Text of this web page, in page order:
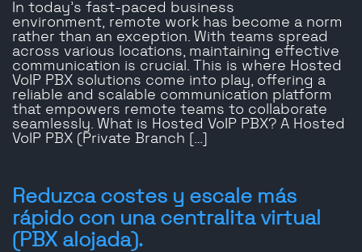
In today’s fast-paced business
environment, remote work has become a norm
rather than an exception. With teams spread
across various locations, maintaining effective
communication is crucial. This is where Hosted
VoIP PBX solutions come into play, offering a
reliable and scalable communication platform
that empowers remote teams to collaborate
seamlessly. What is Hosted VoIP PBX? A Hosted
VoIP PBX (Private Branch […]
Reduzca costes y escale más
rápido con una centralita virtual
(PBX alojada).